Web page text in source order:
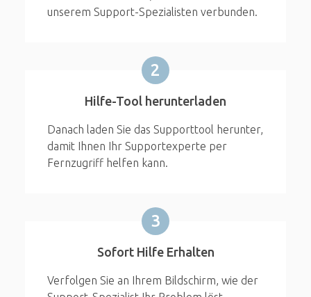
unserem Support-Spezialisten verbunden.
2
Hilfe-Tool herunterladen
Danach laden Sie das Supporttool herunter,
damit Ihnen Ihr Supportexperte per
Fernzugriff helfen kann.
3
Sofort Hilfe Erhalten
Verfolgen Sie an Ihrem Bildschirm, wie der